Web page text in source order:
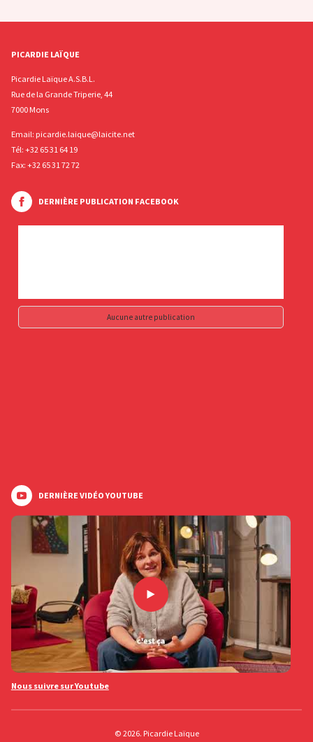
PICARDIE LAÏQUE
Picardie Laïque A.S.B.L.
Rue de la Grande Triperie, 44
7000 Mons
Email: picardie.laique@laicite.net
Tél: +32 65 31 64 19
Fax: +32 65 31 72 72
DERNIÈRE PUBLICATION FACEBOOK
Aucune autre publication
DERNIÈRE VIDÉO YOUTUBE
Nous suivre sur Youtube
© 2026. Picardie Laïque